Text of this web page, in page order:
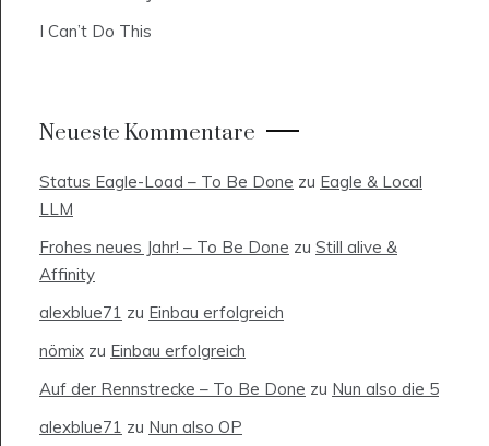
I Can’t Do This
Neueste Kommentare
Status Eagle-Load – To Be Done zu Eagle & Local
LLM
Frohes neues Jahr! – To Be Done zu Still alive &
Affinity
alexblue71 zu Einbau erfolgreich
nömix zu Einbau erfolgreich
Auf der Rennstrecke – To Be Done zu Nun also die 5
alexblue71 zu Nun also OP